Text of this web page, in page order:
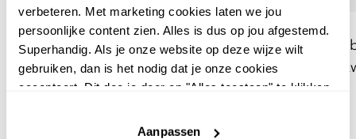
verbeteren. Met marketing cookies laten we jou
persoonlijke content zien. Alles is dus op jou afgestemd.
Superhandig. Als je onze website op deze wijze wilt
gebruiken, dan is het nodig dat je onze cookies
accepteert. Dit doe je door op "Alles toestaan" te klikken.
website niet optimaal functioneert.
Aanpassen
TwoDay
TwoDay dames blouse met
borduursels zwart beige
TwoDay
TwoDay dames flared
met tribal print bruin